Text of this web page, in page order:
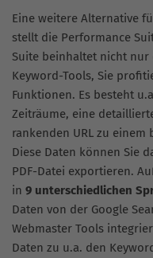
Eine weitere Alternative
stellt die Performance
Suite beinhaltet nicht nur
Keyword-Tools, Sie
Funktionen. Es besteht
Zeiträume, eine
rankenden URL zu
Diese Daten können Sie
PDF-Datei exportieren.
in 9 unterschiedlichen
Daten von der Google
Webmaster Tools
Daten zu u.a. den